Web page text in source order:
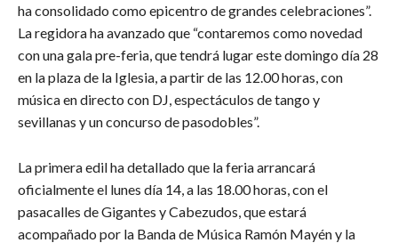
ha consolidado como epicentro de grandes celebraciones”.
La regidora ha avanzado que “contaremos como novedad
con una gala pre-feria, que tendrá lugar este domingo día 28
en la plaza de la Iglesia, a partir de las 12.00 horas, con
música en directo con DJ, espectáculos de tango y
sevillanas y un concurso de pasodobles”.
La primera edil ha detallado que la feria arrancará
oficialmente el lunes día 14, a las 18.00 horas, con el
pasacalles de Gigantes y Cabezudos, que estará
acompañado por la Banda de Música Ramón Mayén y la